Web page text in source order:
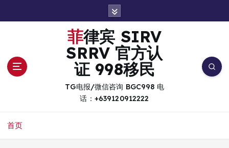
菲律宾 SIRV
SRRV 官方认
证 998移民
TG电报/微信咨询 BGC998 电
话：+639120912222
首页